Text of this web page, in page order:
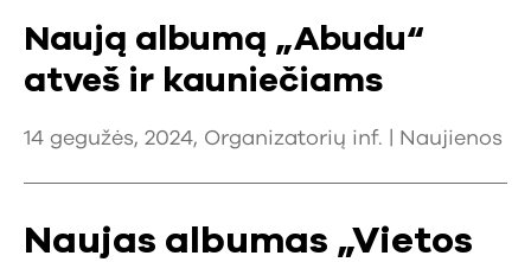
Naują albumą „Abudu“
atveš ir kauniečiams
14 gegužės, 2024, Organizatorių inf. | Naujienos
Naujas albumas „Vietos